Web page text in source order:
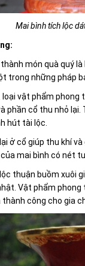
Mai bình tích lộc
món quà quý
những pháp
vật phẩm
phần cổ thu nhỏ
hút tài lộc.
ở cổ giúp thu khí
mai bình có nét
thuận buồm xuôi
Vật phẩm
công cho gia